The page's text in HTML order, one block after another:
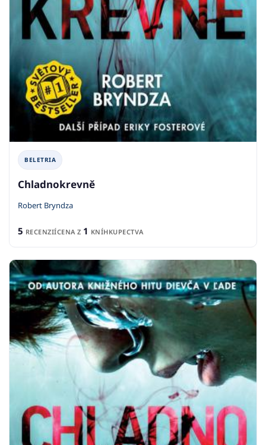
BELETRIA
Chladnokrevně
Robert Bryndza
5 RECENZIÍCENA Z 1 KNÍHKUPECTVA